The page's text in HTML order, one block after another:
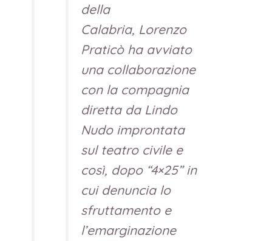
della
Calabria, Lorenzo
Praticò ha avviato
una collaborazione
con la compagnia
diretta da Lindo
Nudo improntata
sul teatro civile e
così, dopo “4×25” in
cui denuncia lo
sfruttamento e
l’emarginazione